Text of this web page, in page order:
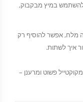
במיץ מבקבוק,
מלח, אפשר להוסיף רק
איך לשתות.
פשוט ומרענן –